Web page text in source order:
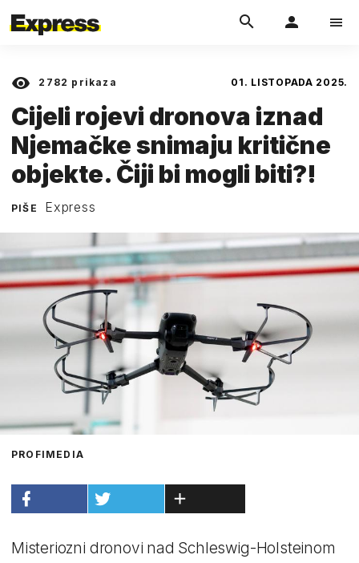
2782 prikaza 01. LISTOPADA 2025.
Cijeli rojevi dronova iznad
Njemačke snimaju kritične
objekte. Čiji bi mogli biti?!
PIŠE Express
PROFIMEDIA
Misteriozni dronovi nad Schleswig-Holsteinom